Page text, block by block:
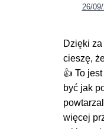
26/
Dzięki za
cieszę,
👍 To
być jak
więcej